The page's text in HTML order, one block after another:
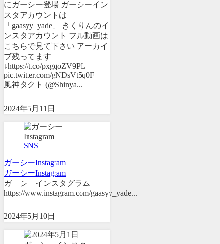
にガーシー登場 ガーシーイン
スタアカウントは
「gaasyy_yade」 きくりんのイ
ンスタアカウント フル動画は
こちらで見て下さい アーカイ
ブ残ってます
↓https://t.co/pxgqoZV9PL
pic.twitter.com/gNDsVt5q0F —
風神タクト (@Shinya...
2024年5月11日
SNS
ガーシーInstagram
ガーシーInstagram
ガーシーインスタグラム
https://www.instagram.com/gaasyy_yade...
2024年5月10日